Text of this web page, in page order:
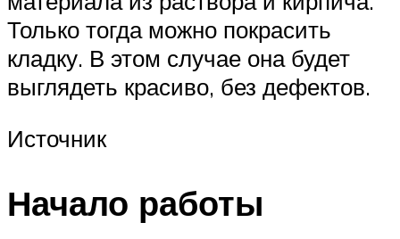
Только тогда можно покрасить
кладку. В этом случае она будет
выглядеть красиво, без дефектов.
Источник
Начало работы